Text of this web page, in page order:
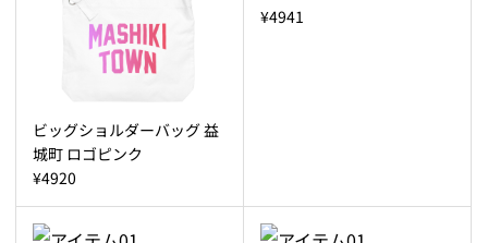
ビッグショルダーバッグ 益
城町 ロゴピンク
¥4920
¥4941